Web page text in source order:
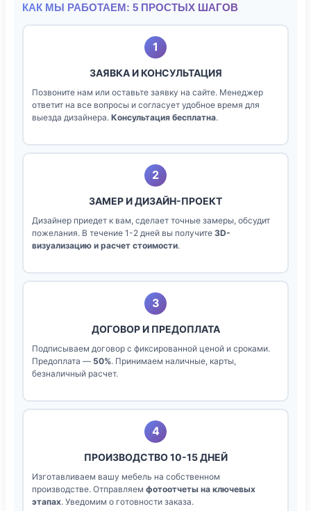
КАК МЫ РАБОТАЕМ: 5 ПРОСТЫХ ШАГОВ
1
ЗАЯВКА И КОНСУЛЬТАЦИЯ
Позвоните нам или оставьте заявку на сайте. Менеджер
ответит на все вопросы и согласует удобное время для
выезда дизайнера. Консультация бесплатна.
2
ЗАМЕР И ДИЗАЙН-ПРОЕКТ
Дизайнер приедет к вам, сделает точные замеры, обсудит
пожелания. В течение 1-2 дней вы получите 3D-
визуализацию и расчет стоимости.
3
ДОГОВОР И ПРЕДОПЛАТА
Подписываем договор с фиксированной ценой и сроками.
Предоплата — 50%. Принимаем наличные, карты,
безналичный расчет.
4
ПРОИЗВОДСТВО 10-15 ДНЕЙ
Изготавливаем вашу мебель на собственном
производстве. Отправляем фотоотчеты на ключевых
этапах. Уведомим о готовности заказа.